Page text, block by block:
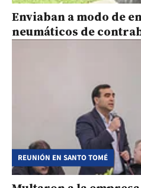
Enviaban a modo de
neumáticos de
REUNIÓN EN SANTO TOMÉ